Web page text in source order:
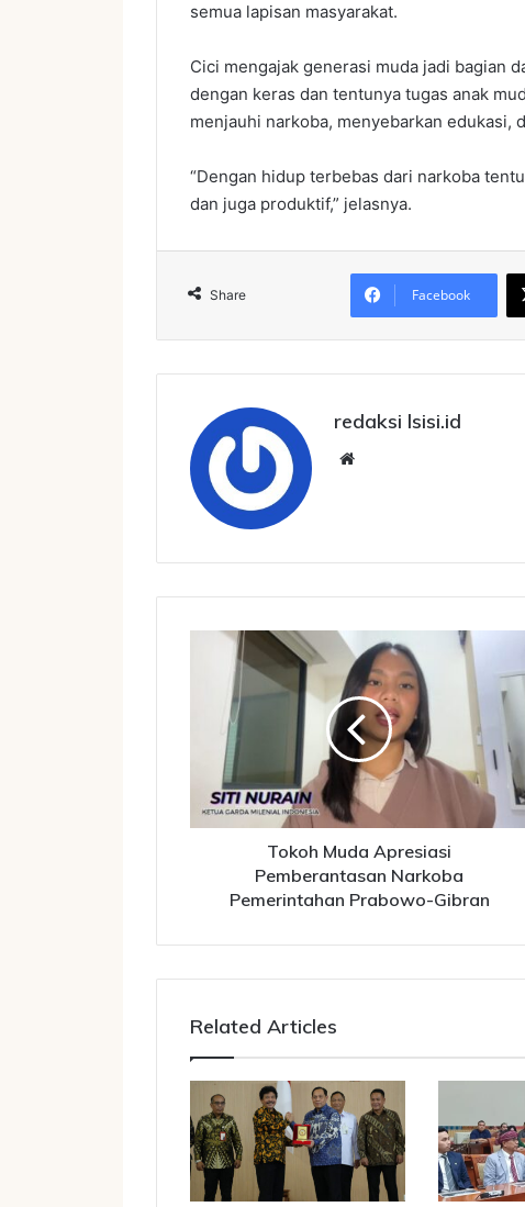
semua lapisan masyarakat.
Cici mengajak generasi muda jadi bagian
dengan keras dan tentunya tugas anak
menjauhi narkoba, menyebarkan edukasi,
“Dengan hidup terbebas dari narkoba
dan juga produktif,” jelasnya.
Share Facebook
redaksi lsisi.id
Tokoh
Apresiasi
Pemberantasan
Narkoba
Pemerintahan
Prabowo-
Gibran
Tokoh Muda Apresiasi
Pemberantasan Narkoba
Pemerintahan Prabowo-Gibran
Related Articles